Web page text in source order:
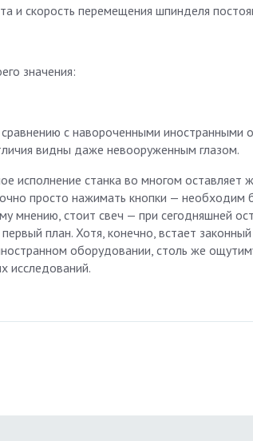
и скорость перемещения шпинделя
значения:
с навороченными иностранными
видны даже невооруженным глазом.
исполнение станка во многом оставляет
просто нажимать кнопки —
мнению, стоит свеч — при сегодняшней
план. Хотя, конечно, встает
оборудовании, столь же
исследований.